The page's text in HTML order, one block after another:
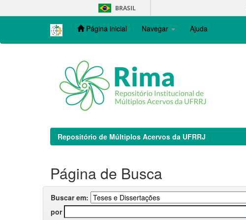
navigation
BRASIL
Página inicial Navegar Ajuda
Repositório de Múltiplos Acervos da UFRRJ
Página de Busca
Buscar em:
por